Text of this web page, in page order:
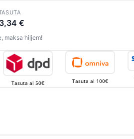
€
maksa hiljem!
Tasuta al 50€ Tasuta al 100€